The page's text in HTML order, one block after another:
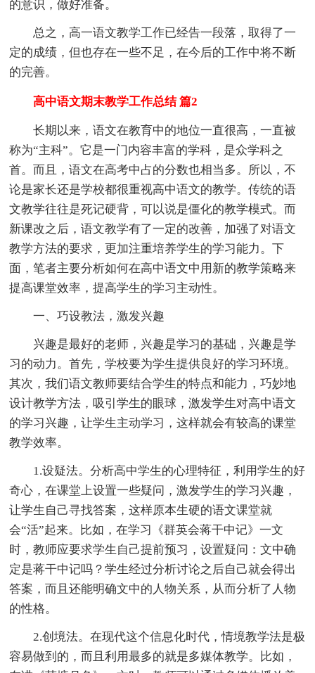
的意识，做好准备。
总之，高一语文教学工作已经告一段落，取得了一
定的成绩，但也存在一些不足，在今后的工作中将不断
的完善。
高中语文期末教学工作总结 篇2
长期以来，语文在教育中的地位一直很高，一直被
称为“主科”。它是一门内容丰富的学科，是众学科之
首。而且，语文在高考中占的分数也相当多。所以，不
论是家长还是学校都很重视高中语文的教学。传统的语
文教学往往是死记硬背，可以说是僵化的教学模式。而
新课改之后，语文教学有了一定的改善，加强了对语文
教学方法的要求，更加注重培养学生的学习能力。下
面，笔者主要分析如何在高中语文中用新的教学策略来
提高课堂效率，提高学生的学习主动性。
一、巧设教法，激发兴趣
兴趣是最好的老师，兴趣是学习的基础，兴趣是学
习的动力。首先，学校要为学生提供良好的学习环境。
其次，我们语文教师要结合学生的特点和能力，巧妙地
设计教学方法，吸引学生的眼球，激发学生对高中语文
的学习兴趣，让学生主动学习，这样就会有较高的课堂
教学效率。
1.设疑法。分析高中学生的心理特征，利用学生的好
奇心，在课堂上设置一些疑问，激发学生的学习兴趣，
让学生自己寻找答案，这样原本生硬的语文课堂就
会“活”起来。比如，在学习《群英会蒋干中记》一文
时，教师应要求学生自己提前预习，设置疑问：文中确
定是蒋干中记吗？学生经过分析讨论之后自己就会得出
答案，而且还能明确文中的人物关系，从而分析了人物
的性格。
2.创境法。在现代这个信息化时代，情境教学法是极
容易做到的，而且利用最多的就是多媒体教学。比如，